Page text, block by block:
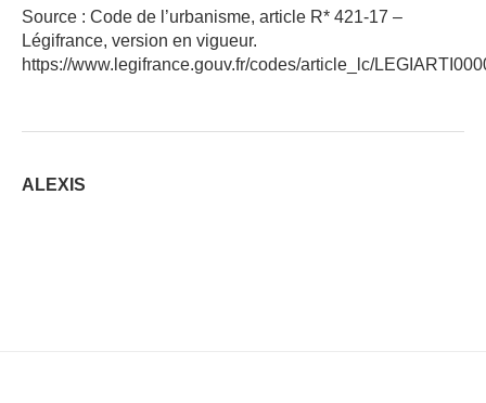
Source : Code de l’urbanisme, article R* 421-17 –
Légifrance, version en vigueur.
https://www.legifrance.gouv.fr/codes/article_lc/
ALEXIS